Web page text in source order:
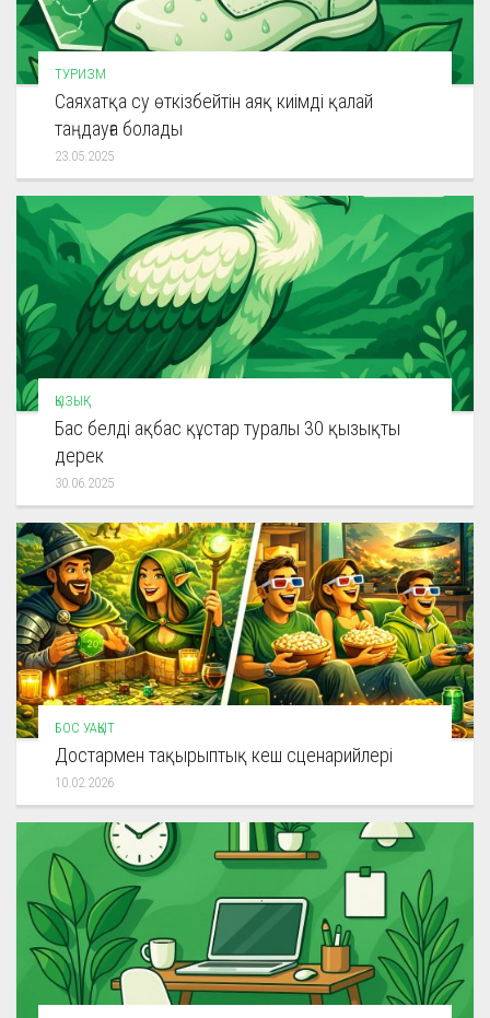
ТУРИЗМ
Саяхатқа су өткізбейтін аяқ киімді қалай
таңдауға болады
23.05.2025
ҚЫЗЫҚ
Бас белді ақбас құстар туралы 30 қызықты
дерек
30.06.2025
БОС УАҚЫТ
Достармен тақырыптық кеш сценарийлері
10.02.2026